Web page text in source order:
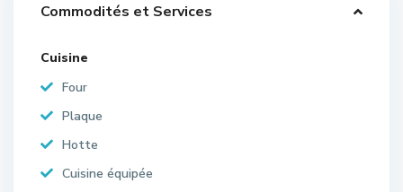
Commodités et Services
Cuisine
Four
Plaque
Hotte
Cuisine équipée